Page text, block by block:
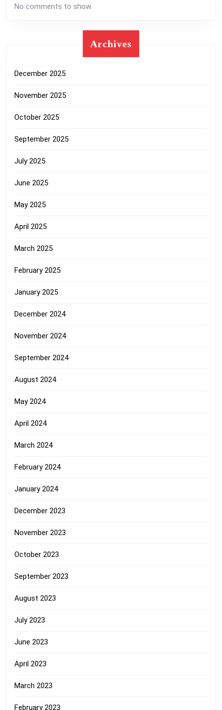
No comments to show.
Archives
December 2025
November 2025
October 2025
September 2025
July 2025
June 2025
May 2025
April 2025
March 2025
February 2025
January 2025
December 2024
November 2024
September 2024
August 2024
May 2024
April 2024
March 2024
February 2024
January 2024
December 2023
November 2023
October 2023
September 2023
August 2023
July 2023
June 2023
April 2023
March 2023
February 2023